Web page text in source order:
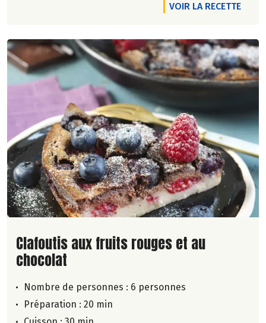
VOIR LA RECETTE
Lire la suite de la recette
Clafoutis aux fruits rouges et au
chocolat
Nombre de personnes : 6 personnes
Préparation : 20 min